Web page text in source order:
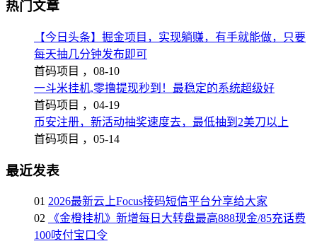
热门文章
【今日头条】掘金项目，实现躺赚，有手就能做，只要
每天抽几分钟发布即可
首码项目 ， 08-10
一斗米挂机,零撸提现秒到！最稳定的系统超级好
首码项目 ， 04-19
币安注册，新活动抽奖速度去，最低抽到2美刀以上
首码项目 ， 05-14
最近发表
01 2026最新云上Focus接码短信平台分享给大家
02
《金橙挂机》新增每日大转盘最高888现金/85充话费
100吱付宝口令